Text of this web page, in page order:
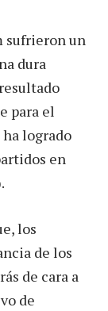
sufrieron un
dura
para el
logrado
en
los
de los
de cara a
de